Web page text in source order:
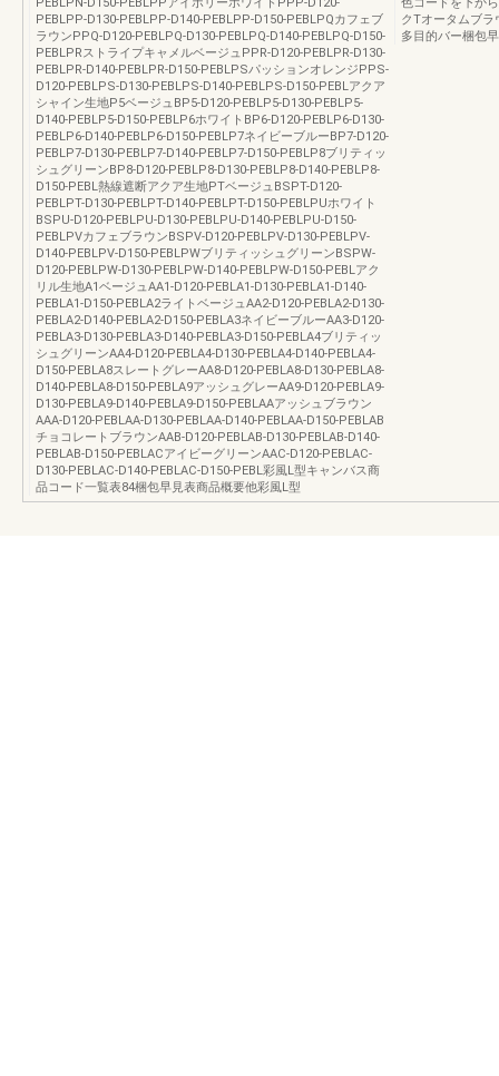
PEBLPP-D130-PEBLPP-D140-PEBLPP-D150-PEBLPQカフェブ
ラウンPPQ-D120-PEBLPQ-D130-PEBLPQ-D140-PEBLPQ-D150-
PEBLPRストライプキャメルベージュPPR-D120-PEBLPR-D130-
PEBLPR-D140-PEBLPR-D150-PEBLPSパッションオレンジPPS-
D120-PEBLPS-D130-PEBLPS-D140-PEBLPS-D150-PEBLアクア
シャイン生地P5ベージュBP5-D120-PEBLP5-D130-PEBLP5-
D140-PEBLP5-D150-PEBLP6ホワイトBP6-D120-PEBLP6-D130-
PEBLP6-D140-PEBLP6-D150-PEBLP7ネイビーブルーBP7-D120-
PEBLP7-D130-PEBLP7-D140-PEBLP7-D150-PEBLP8ブリティッ
シュグリーンBP8-D120-PEBLP8-D130-PEBLP8-D140-PEBLP8-
D150-PEBL熱線遮断アクア生地PTベージュBSPT-D120-
PEBLPT-D130-PEBLPT-D140-PEBLPT-D150-PEBLPUホワイト
BSPU-D120-PEBLPU-D130-PEBLPU-D140-PEBLPU-D150-
PEBLPVカフェブラウンBSPV-D120-PEBLPV-D130-PEBLPV-
D140-PEBLPV-D150-PEBLPWブリティッシュグリーンBSPW-
D120-PEBLPW-D130-PEBLPW-D140-PEBLPW-D150-PEBLアク
リル生地A1ベージュAA1-D120-PEBLA1-D130-PEBLA1-D140-
PEBLA1-D150-PEBLA2ライトベージュAA2-D120-PEBLA2-D130-
PEBLA2-D140-PEBLA2-D150-PEBLA3ネイビーブルーAA3-D120-
PEBLA3-D130-PEBLA3-D140-PEBLA3-D150-PEBLA4ブリティッ
シュグリーンAA4-D120-PEBLA4-D130-PEBLA4-D140-PEBLA4-
D150-PEBLA8スレートグレーAA8-D120-PEBLA8-D130-PEBLA8-
D140-PEBLA8-D150-PEBLA9アッシュグレーAA9-D120-PEBLA9-
D130-PEBLA9-D140-PEBLA9-D150-PEBLAAアッシュブラウン
AAA-D120-PEBLAA-D130-PEBLAA-D140-PEBLAA-D150-PEBLAB
チョコレートブラウンAAB-D120-PEBLAB-D130-PEBLAB-D140-
PEBLAB-D150-PEBLACアイビーグリーンAAC-D120-PEBLAC-
D130-PEBLAC-D140-PEBLAC-D150-PEBL彩風L型キャンバス商
品コード一覧表84梱包早見表商品概要他彩風L型
クTオータムブラ
多目的バー梱包